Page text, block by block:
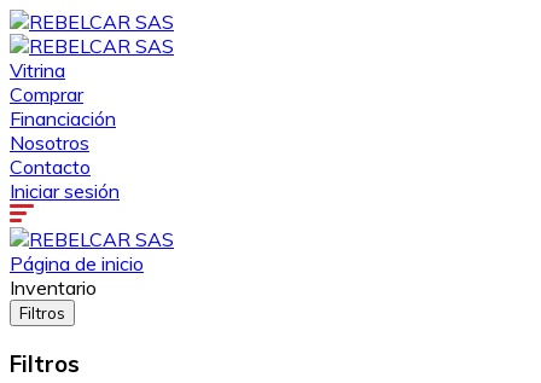
Vitrina
Comprar
Financiación
Nosotros
Contacto
Iniciar sesión
Página de inicio
Inventario
Filtros
Filtros